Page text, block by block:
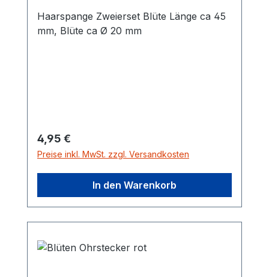
Haarspange Zweierset Blüte Länge ca 45
mm, Blüte ca Ø 20 mm
Regulärer Preis:
4,95 €
Preise inkl. MwSt. zzgl. Versandkosten
In den Warenkorb